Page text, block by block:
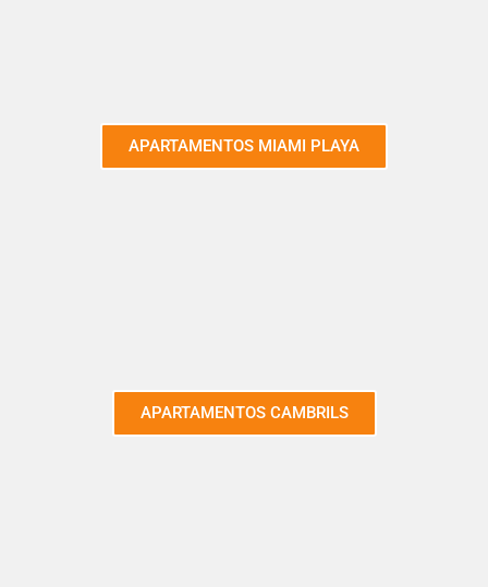
APARTAMENTOS MIAMI PLAYA
APARTAMENTOS CAMBRILS